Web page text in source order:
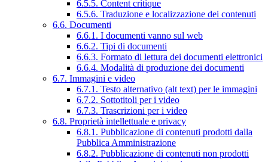
6.5.5. Content critique
6.5.6. Traduzione e localizzazione dei contenuti
6.6. Documenti
6.6.1. I documenti vanno sul web
6.6.2. Tipi di documenti
6.6.3. Formato di lettura dei documenti elettronici
6.6.4. Modalità di produzione dei documenti
6.7. Immagini e video
6.7.1. Testo alternativo (alt text) per le immagini
6.7.2. Sottotitoli per i video
6.7.3. Trascrizioni per i video
6.8. Proprietà intellettuale e privacy
6.8.1. Pubblicazione di contenuti prodotti dalla
Pubblica Amministrazione
6.8.2. Pubblicazione di contenuti non prodotti